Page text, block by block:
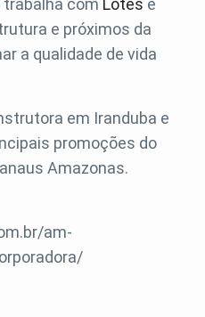
com Lotes e
e próximos da
a qualidade de vida
em Iranduba e
promoções do
Amazonas.
am-